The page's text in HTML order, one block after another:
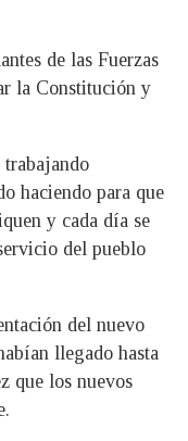
de las Fuerzas
la Constitución y
trabajando
haciendo para que
y cada día se
del pueblo
del nuevo
llegado hasta
que los nuevos